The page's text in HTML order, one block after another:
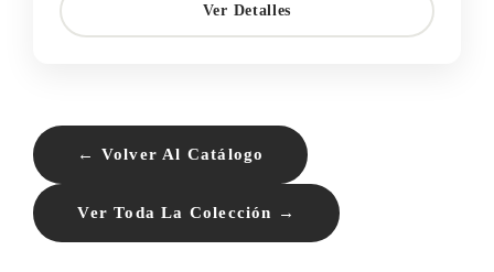
Ver Detalles
← Volver Al Catálogo
Ver Toda La Colección →